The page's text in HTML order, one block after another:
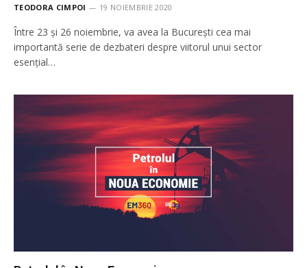
TEODORA CIMPOI 19 NOIEMBRIE 2020
Între 23 și 26 noiembrie, va avea la București cea mai
importantă serie de dezbateri despre viitorul unui sector
esențial…